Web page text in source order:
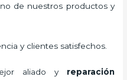
de nuestros productos y
y clientes satisfechos.
aliado y reparación